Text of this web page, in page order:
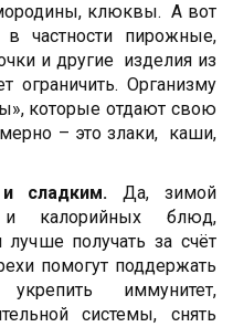
клюквы. А вот
частности пирожные,
и другие изделия из
ограничить. Организму
которые отдают свою
– это злаки, каши,
сладким.
Да, зимой
калорийных блюд,
получать за счёт
помогут поддержать
иммунитет,
системы, снять